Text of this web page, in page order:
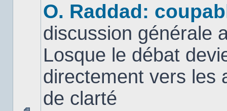
O. Raddad:
discussion générale
Losque le débat
directement vers les
de clarté